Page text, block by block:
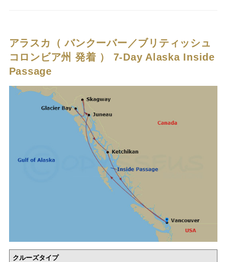
アラスカ（ バンクーバー／ブリティッシュ
コロンビア州 発着 ） 7-Day Alaska Inside
Passage
クルーズタイプ